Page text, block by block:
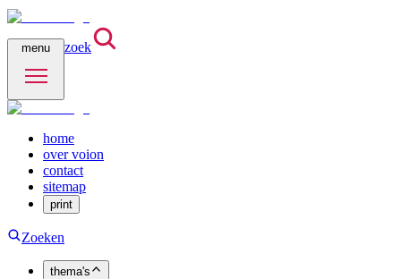
menu zoek
home
over voion
contact
sitemap
print
Zoeken
thema's